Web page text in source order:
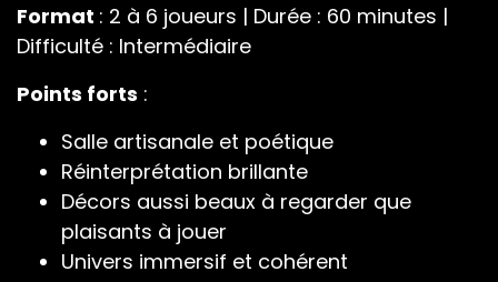
Format : 2 à 6 joueurs | Durée : 60 minutes |
Difficulté : Intermédiaire
Points forts :
Salle artisanale et poétique
Réinterprétation brillante
Décors aussi beaux à regarder que
plaisants à jouer
Univers immersif et cohérent